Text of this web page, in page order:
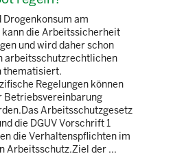
Drogenkonsum am
die Arbeitssicherheit
und wird daher schon
arbeitsschutzrechtlichen
thematisiert.
Regelungen können
Betriebsvereinbarung
Arbeitsschutzgesetz
die DGUV Vorschrift 1
die Verhaltenspflichten im
Arbeitsschutz.Ziel der ...